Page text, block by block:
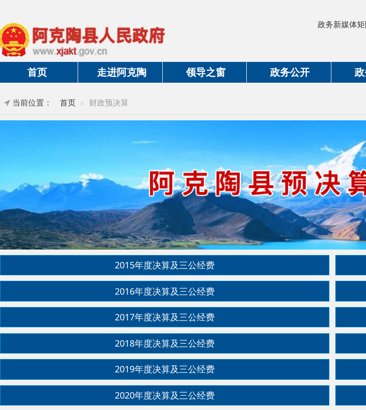
政务新媒体矩阵 | 手机版|
首页 走进阿克陶 领导之窗 政务公开 政务服务
2015年度决算及三公经费
2016年度决算及三公经费
2017年度决算及三公经费
2018年度决算及三公经费
2019年度决算及三公经费
2020年度决算及三公经费
2021年度决算及三公经费
2022年度决算及三公经费